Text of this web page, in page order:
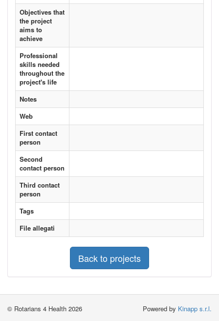
Objectives that
the project
aims to
achieve
Professional
skills needed
throughout the
project's life
Notes
Web
First contact
person
Second
contact person
Third contact
person
Tags
File allegati
Back to projects
© Rotarians 4 Health 2026 Powered by Kinapp s.r.l.